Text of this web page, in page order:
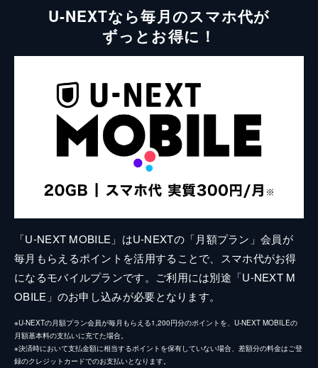
U-NEXTなら毎月のスマホ代が
ずっとお得に！
「U-NEXT MOBILE」はU-NEXTの「月額プラン」会員が
毎月もらえるポイントを活用することで、スマホ代がお得
になるモバイルプランです。ご利用には別途「U-NEXT M
OBILE」のお申し込みが必要となります。
※U-NEXTの月額プラン会員が毎月もらえる1,200円分のポイントを、U-NEXT MOBILEの
月額基本料の支払いに充てた場合。
※決済時において支払金額に相当するポイントを保有していない場合、差額分の料金はご登
録のクレジットカードでのお支払いとなります。